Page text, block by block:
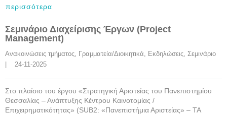
περισσότερα
Σεμινάριο Διαχείρισης Έργων (Project
Management)
Ανακοινώσεις τμήματος, Γραμματεία/Διοικητικά, Εκδηλώσεις, Σεμινάριο
|    24-11-2025
Στο πλαίσιο του έργου «Στρατηγική Αριστείας του Πανεπιστημίου
Θεσσαλίας – Ανάπτυξης Κέντρου Καινοτομίας /
Επιχειρηματικότητας» (SUB2: «Πανεπιστήμια Αριστείας» – ΤΑ